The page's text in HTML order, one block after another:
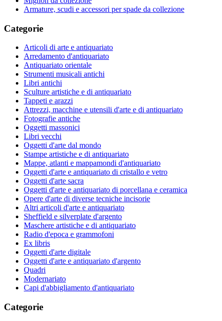
Armature, scudi e accessori per spade da collezione
Categorie
Articoli di arte e antiquariato
Arredamento d'antiquariato
Antiquariato orientale
Strumenti musicali antichi
Libri antichi
Sculture artistiche e di antiquariato
Tappeti e arazzi
Attrezzi, macchine e utensili d'arte e di antiquariato
Fotografie antiche
Oggetti massonici
Libri vecchi
Oggetti d'arte dal mondo
Stampe artistiche e di antiquariato
Mappe, atlanti e mappamondi d'antiquariato
Oggetti d'arte e antiquariato di cristallo e vetro
Oggetti d'arte sacra
Oggetti d'arte e antiquariato di porcellana e ceramica
Opere d'arte di diverse tecniche incisorie
Altri articoli d'arte e antiquariato
Sheffield e silverplate d'argento
Maschere artistiche e di antiquariato
Radio d'epoca e grammofoni
Ex libris
Oggetti d'arte digitale
Oggetti d'arte e antiquariato d'argento
Quadri
Modernariato
Capi d'abbigliamento d'antiquariato
Categorie